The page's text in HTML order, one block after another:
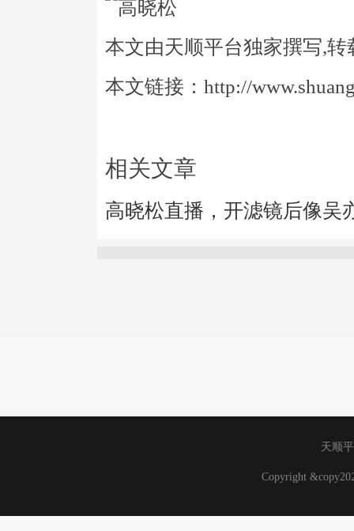
本文由天顺平台独家撰写,转
本文链接：http://
相关文章
高晓松直播，开滤镜后像吴
天顺
Copyright